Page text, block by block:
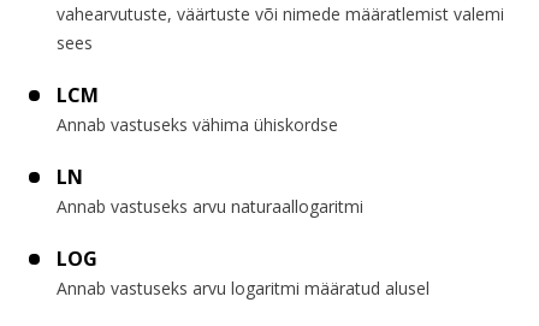
vahearvutuste, väärtuste või nimede määratlemist valemi
sees
LCM
Annab vastuseks vähima ühiskordse
LN
Annab vastuseks arvu naturaallogaritmi
LOG
Annab vastuseks arvu logaritmi määratud alusel